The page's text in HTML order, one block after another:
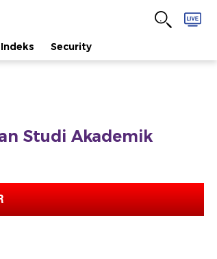
Indeks Security
Studi Akademik